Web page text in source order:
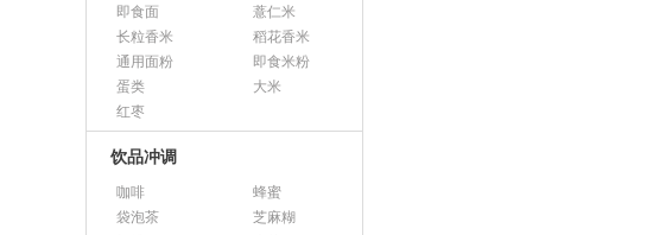
即食面
薏仁米
长粒香米
稻花香米
通用面粉
即食米粉
蛋类
大米
红枣
饮品冲调
咖啡
蜂蜜
袋泡茶
芝麻糊